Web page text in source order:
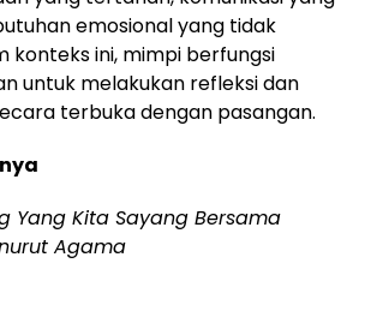
emosional yang tidak
konteks ini, mimpi berfungsi
untuk melakukan refleksi dan
terbuka dengan pasangan.
Yang Kita Sayang Bersama
Agama